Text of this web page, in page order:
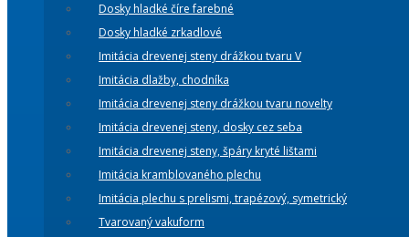
Dosky hladké číre farebné
Dosky hladké zrkadlové
Imitácia drevenej steny drážkou tvaru V
Imitácia dlažby, chodníka
Imitácia drevenej steny drážkou tvaru novelty
Imitácia drevenej steny, dosky cez seba
Imitácia drevenej steny, špáry kryté lištami
Imitácia kramblovaného plechu
Imitácia plechu s prelismi, trapézový, symetrický
Tvarovaný vakuform